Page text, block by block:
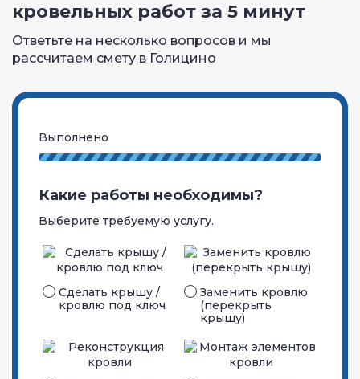
кровельных работ за 5 минут
Ответьте на несколько вопросов и мы
рассчитаем смету в Голицино
Выполнено
Какие работы необходимы?
Выберите требуемую услугу.
Сделать крышу /
кровлю под ключ
Заменить кровлю
(перекрыть
крышу)